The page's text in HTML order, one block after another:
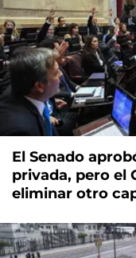
El Senado
privada, pero el
eliminar otro